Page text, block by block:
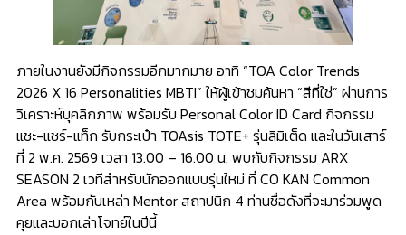
ภายในงานยังมีกิจกรรมอีกมากมาย อาทิ “TOA Color Trends
2026 X 16 Personalities MBTI” ให้ผู้เข้าชมค้นหา “สีที่ใช่” ผ่านการ
วิเคราะห์บุคลิกภาพ พร้อมรับ Personal Color ID Card กิจกรรม
แชะ-แชร์-แท็ก รับกระเป๋า TOAsis TOTE+ รุ่นลิมิเต็ด และในวันเสาร์
ที่ 2 พ.ค. 2569 เวลา 13.00 – 16.00 น. พบกับกิจกรรม ARX
SEASON 2 เวทีสำหรับนักออกแบบรุ่นใหม่ ที่ CO KAN Common
Area พร้อมกับเหล่า Mentor สถาปนิก 4 ท่านชื่อดังที่จะมาร่วมพูด
คุยและบอกเล่าโจทย์ในปีนี้